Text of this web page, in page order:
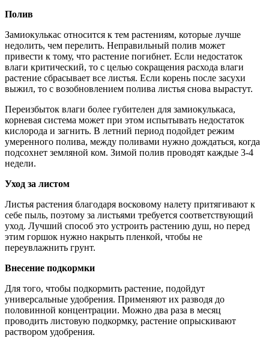
Полив
Замиокулькас относится к тем растениям, которые лучше
недолить, чем перелить. Неправильный полив может
привести к тому, что растение погибнет. Если недостаток
влаги критический, то с целью сокращения расхода влаги
растение сбрасывает все листья. Если корень после засухи
выжил, то с возобновлением полива листья снова вырастут.
Переизбыток влаги более губителен для замиокулькаса,
корневая система может при этом испытывать недостаток
кислорода и загнить. В летний период подойдет режим
умеренного полива, между поливами нужно дождаться, когда
подсохнет земляной ком. Зимой полив проводят каждые 3-4
недели.
Уход за листом
Листья растения благодаря восковому налету притягивают к
себе пыль, поэтому за листьями требуется соответствующий
уход. Лучший способ это устроить растению душ, но перед
этим горшок нужно накрыть пленкой, чтобы не
переувлажнить грунт.
Внесение подкормки
Для того, чтобы подкормить растение, подойдут
универсальные удобрения. Применяют их разводя до
половинной концентрации. Можно два раза в месяц
проводить листовую подкормку, растение опрыскивают
раствором удобрения.